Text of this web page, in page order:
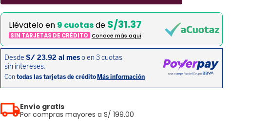
Llévatelo en 9 cuotasde S/31.37
SIN TARJETAS DE CRÉDITO Conoce más aqui
Envío gratis
Por compras mayores a S/ 199.00